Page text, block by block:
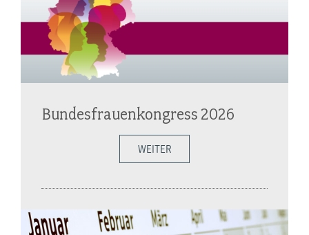
Bundesfrauenkongress 2026
WEITER